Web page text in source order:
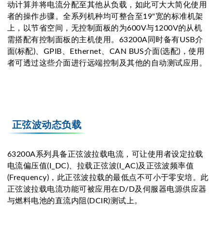
动计算并将电流分配至其他从负载，如此可大大简化使用
者的操作步骤。全系列机种均可整合至19"宽的标准机架
上，以节省空间，无控制面板的为600V与1200V的从机
需搭配有控制面板的主机使用。63200A同时备有USB介
面(标配)、GPIB、Ethernet、CAN BUS介面(选配)，使用
者可透过这些介面进行远端控制及其他的自动测试应用。
正弦波动态负载
63200A系列具备正弦波拉载电流，可让使用者设定拉载
电流偏压值(I_DC)、拉载正弦波(I_AC)及正弦波频率值
(Frequency)，此正弦波拉载的最低点不可小于零安培。此
正弦波拉载电流功能可被应用在D/D及伺服器电源供应器
与燃料电池的直流内阻(DCIR)测试上。